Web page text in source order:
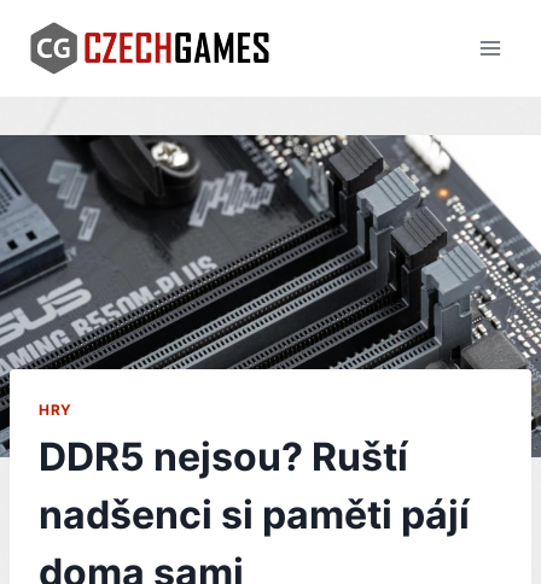
content
HRY
DDR5 nejsou? Ruští
nadšenci si paměti pájí
doma sami